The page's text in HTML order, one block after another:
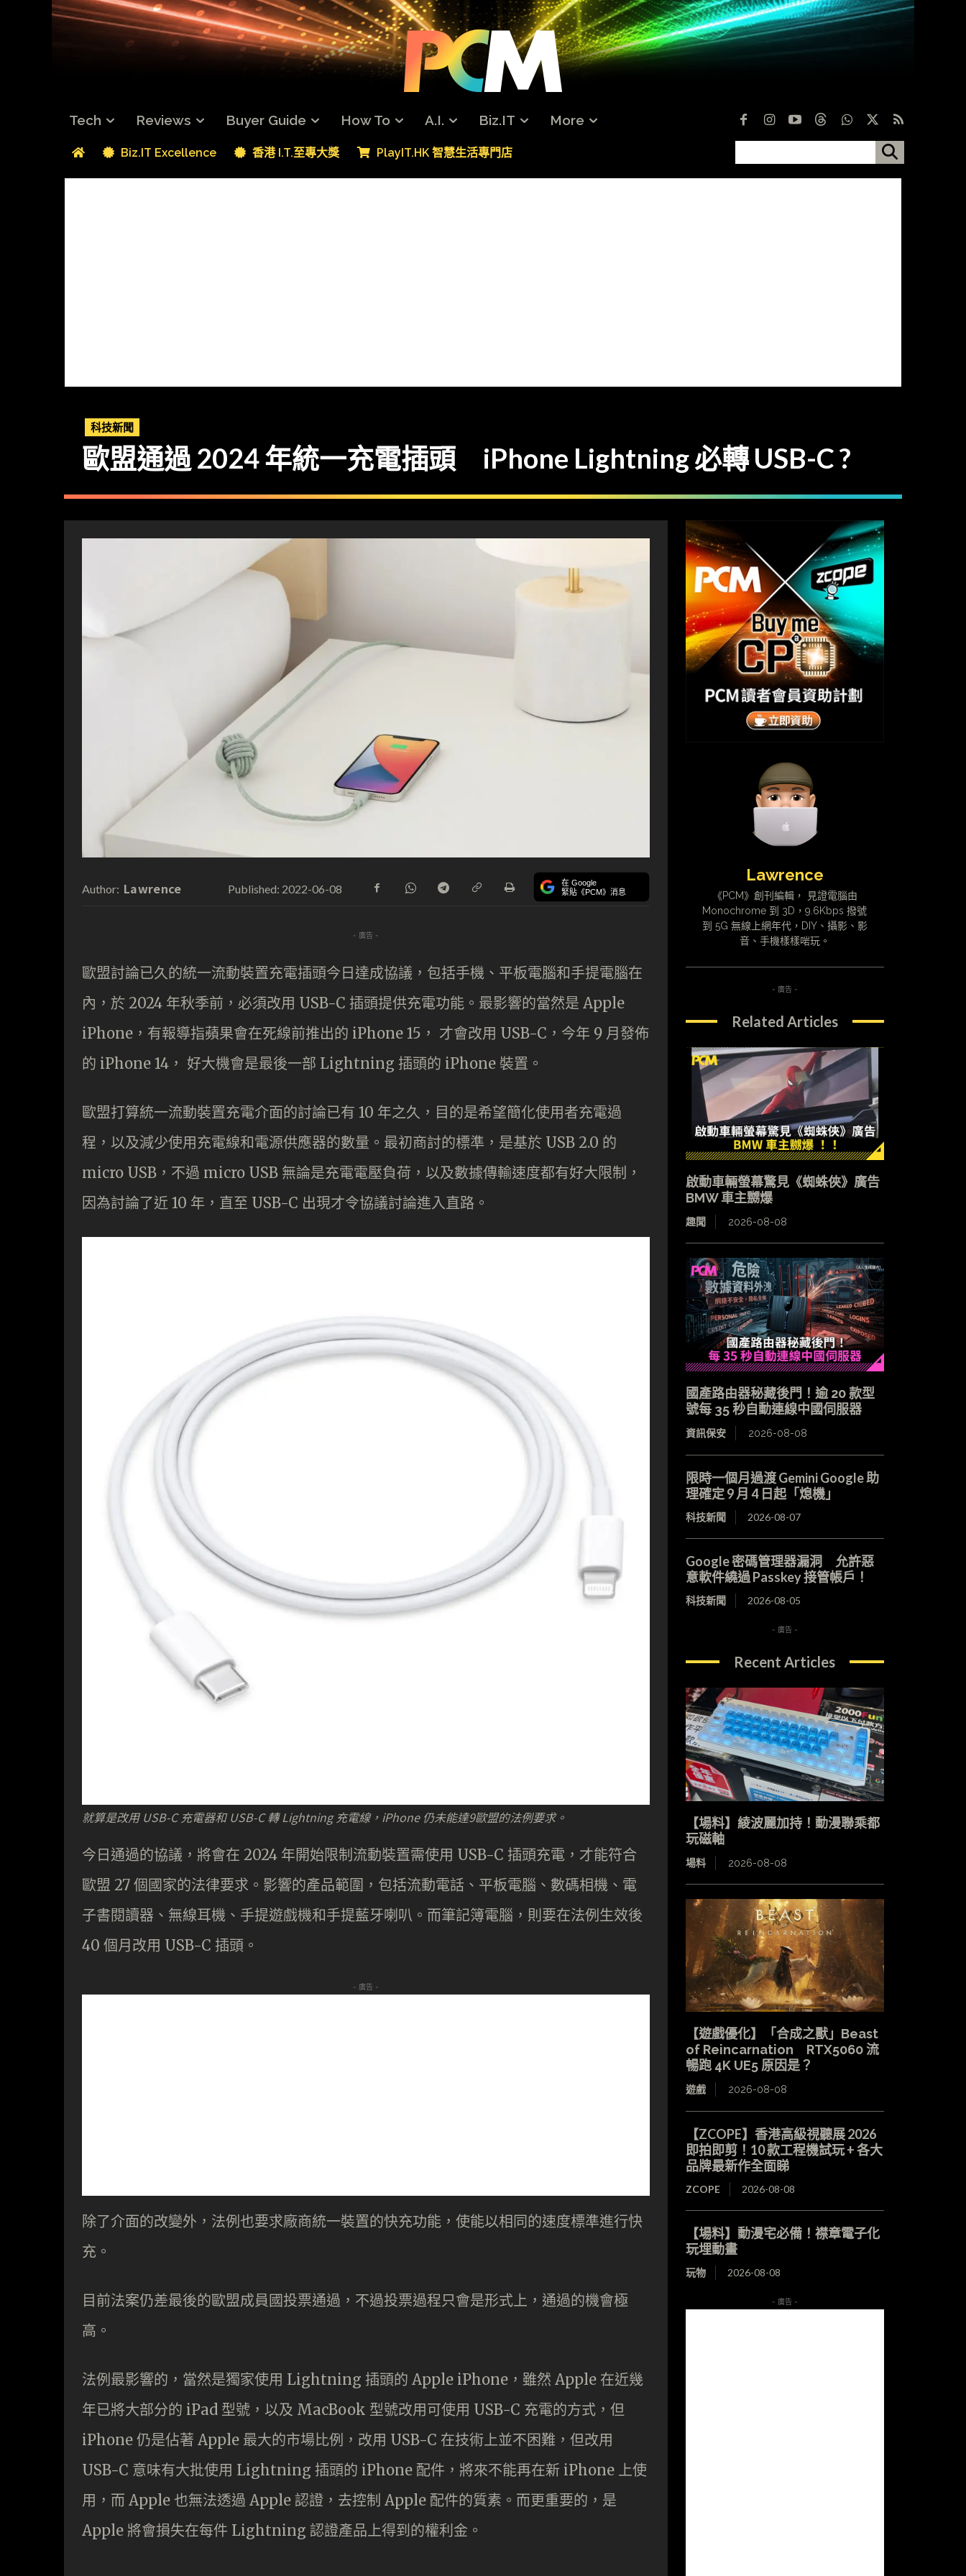
Tech Reviews Buyer Guide How To A.I. Biz.IT More
Biz.IT Excellence 香港 I.T.至專大獎 PlayIT.HK 智慧生活專門店
科技新聞
歐盟通過 2024 年統一充電插頭 iPhone Lightning 必轉 USB-C ?
Author: Lawrence Published: 2022-06-08 在 Google
緊貼《PCM》消息
- 廣告 -
歐盟討論已久的統一流動裝置充電插頭今日達成協議，包括手機、平板電腦和手提電腦在
內，於 2024 年秋季前，必須改用 USB-C 插頭提供充電功能。最影響的當然是 Apple
iPhone，有報導指蘋果會在死線前推出的 iPhone 15， 才會改用 USB-C，今年 9 月發佈
的 iPhone 14， 好大機會是最後一部 Lightning 插頭的 iPhone 裝置。
歐盟打算統一流動裝置充電介面的討論已有 10 年之久，目的是希望簡化使用者充電過
程，以及減少使用充電線和電源供應器的數量。最初商討的標準，是基於 USB 2.0 的
micro USB，不過 micro USB 無論是充電電壓負荷，以及數據傳輸速度都有好大限制，
因為討論了近 10 年，直至 USB-C 出現才令協議討論進入直路。
就算是改用 USB-C 充電器和 USB-C 轉 Lightning 充電線，iPhone 仍未能達9歐盟的法例要求。
今日通過的協議，將會在 2024 年開始限制流動裝置需使用 USB-C 插頭充電，才能符合
歐盟 27 個國家的法律要求。影響的產品範圍，包括流動電話、平板電腦、數碼相機、電
子書閱讀器、無線耳機、手提遊戲機和手提藍牙喇叭。而筆記簿電腦，則要在法例生效後
40 個月改用 USB-C 插頭。
- 廣告 -
除了介面的改變外，法例也要求廠商統一裝置的快充功能，使能以相同的速度標準進行快
充。
目前法案仍差最後的歐盟成員國投票通過，不過投票過程只會是形式上，通過的機會極
高。
法例最影響的，當然是獨家使用 Lightning 插頭的 Apple iPhone，雖然 Apple 在近幾
年已將大部分的 iPad 型號，以及 MacBook 型號改用可使用 USB-C 充電的方式，但
iPhone 仍是佔著 Apple 最大的市場比例，改用 USB-C 在技術上並不困難，但改用
USB-C 意味有大批使用 Lightning 插頭的 iPhone 配件，將來不能再在新 iPhone 上使
用，而 Apple 也無法透過 Apple 認證，去控制 Apple 配件的質素。而更重要的，是
Apple 將會損失在每件 Lightning 認證產品上得到的權利金。
Lawrence
《PCM》創刊編輯， 見證電腦由
Monochrome 到 3D，9.6Kbps 撥號
到 5G 無線上網年代，DIY、攝影、影
音、手機樣樣啱玩。
- 廣告 -
Related Articles
啟動車輛螢幕驚見《蜘蛛俠》廣告
BMW 車主嬲爆
趣聞 2026-08-08
國產路由器秘藏後門！逾 20 款型
號每 35 秒自動連線中國伺服器
資訊保安 2026-08-08
限時一個月過渡 Gemini Google 助
理確定 9 月 4 日起「熄機」
科技新聞 2026-08-07
Google 密碼管理器漏洞 允許惡
意軟件繞過 Passkey 接管帳戶！
科技新聞 2026-08-05
- 廣告 -
Recent Articles
【場料】綾波麗加持！動漫聯乘都
玩磁軸
場料 2026-08-08
【遊戲優化】「合成之獸」Beast
of Reincarnation RTX5060 流
暢跑 4K UE5 原因是？
遊戲 2026-08-08
【ZCOPE】香港高級視聽展 2026
即拍即剪！10 款工程機試玩 + 各大
品牌最新作全面睇
ZCOPE 2026-08-08
【場料】動漫宅必備！襟章電子化
玩埋動畫
玩物 2026-08-08
- 廣告 -